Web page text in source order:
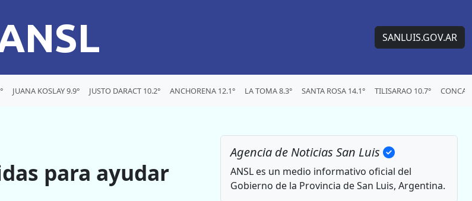
SANLUIS.GOV.AR
JUANA KOSLAY 9.9° JUSTO DARACT 10.2° ANCHORENA 12.1° LA TOMA 8.3° SANTA ROSA 14.1° TILISARAO 10.7°
para ayudar
Agencia de Noticias San Luis
ANSL es un medio informativo oficial del
Gobierno de la Provincia de San Luis, Argentina.